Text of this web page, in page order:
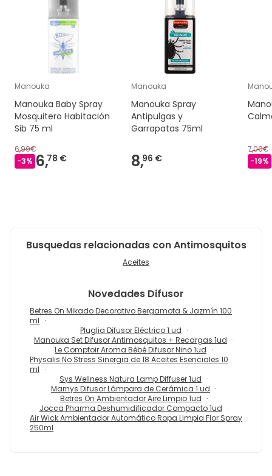
Manouka
Manouka Baby Spray
Mosquitero Habitación
Sib 75 ml
6,99€
-3% 6,78 €
Manouka
Manouka Spray
Antipulgas y
Garrapatas 75ml
8,96 €
7,00€
-19%
Busquedas relacionadas con Antimosquitos
Aceites
Novedades Difusor
Betres On Mikado Decorativo Bergamota & Jazmín 100
ml
Pluglia Difusor Eléctrico 1 ud
Manouka Set Difusor Antimosquitos + Recargas 1ud
Le Comptoir Aroma Bébé Difusor Nino 1ud
Physalis No Stress Sinergia de 18 Aceites Esenciales 10
ml
Sys Wellness Natura Lamp Diffuser 1ud
Marnys Difusor Lámpara de Cerámica 1 ud
Betres On Ambientador Aire Limpio 1ud
Jocca Pharma Deshumidificador Compacto 1ud
Air Wick Ambientador Automático Ropa Limpia Flor Spray
250ml